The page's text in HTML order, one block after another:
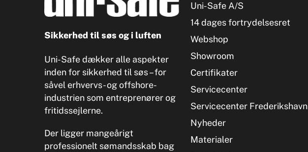
Sikkerhed til søs og i luften
Uni-Safe dækker alle aspekter
inden for sikkerhed til søs – for
såvel erhvervs- og offshore-
industrien som entreprenører og
fritidssejlerne.
Der ligger mangeårigt
professionelt sømandsskab bag
Uni-Safe A/S
14 dages fortrydelsesret
Webshop
Showroom
Certifikater
Servicecenter
Servicecenter Frederikshavn
Nyheder
Materialer